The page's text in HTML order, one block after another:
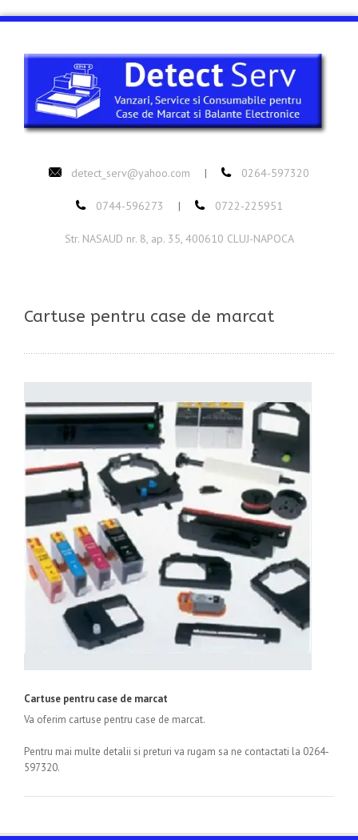
detect_serv@yahoo.com 0264-597320
0744-596273 0722-225951
Str. NASAUD nr. 8, ap. 35, 400610 CLUJ-NAPOCA
Cartuse pentru case de marcat
Cartuse pentru case de marcat
Va oferim cartuse pentru case de marcat.
Pentru mai multe detalii si preturi va rugam sa ne contactati la 0264-
597320.